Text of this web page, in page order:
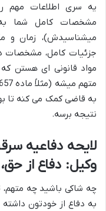
یه سری اطلاعات مهم
مشخصات کامل شما
میشناسیدش)، زمان و
جزئیات کامل، مشخصات
مواد قانونی ای هستن
به قاضی کمک می کنه تا
نتیجه برسه.
لایحه دفاعیه
وکیل: دفاع از
چه شاکی باشید چه متهم،
به دفاع از خودتون